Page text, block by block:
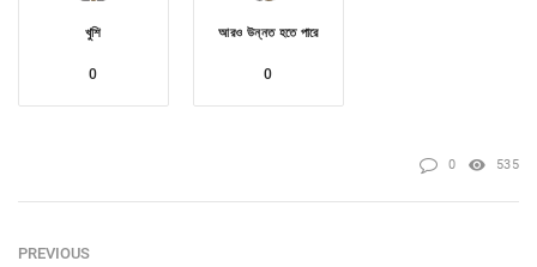
খুশি
0
আরও উন্নত হতে পারে
0
0 535
PREVIOUS